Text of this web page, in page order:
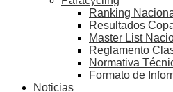
Ranking
Resultados
Master List
Reglamento
Normativa
Formato de
Noticias